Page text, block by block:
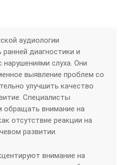
аудиологии
диагностики и
нарушениями слуха. Они
выявление проблем со
улучшить качество
Специалисты
обращать внимание на
отсутствие реакции на
развитии.
внимание на